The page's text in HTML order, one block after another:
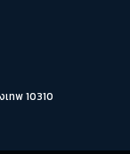
ทพ 10310